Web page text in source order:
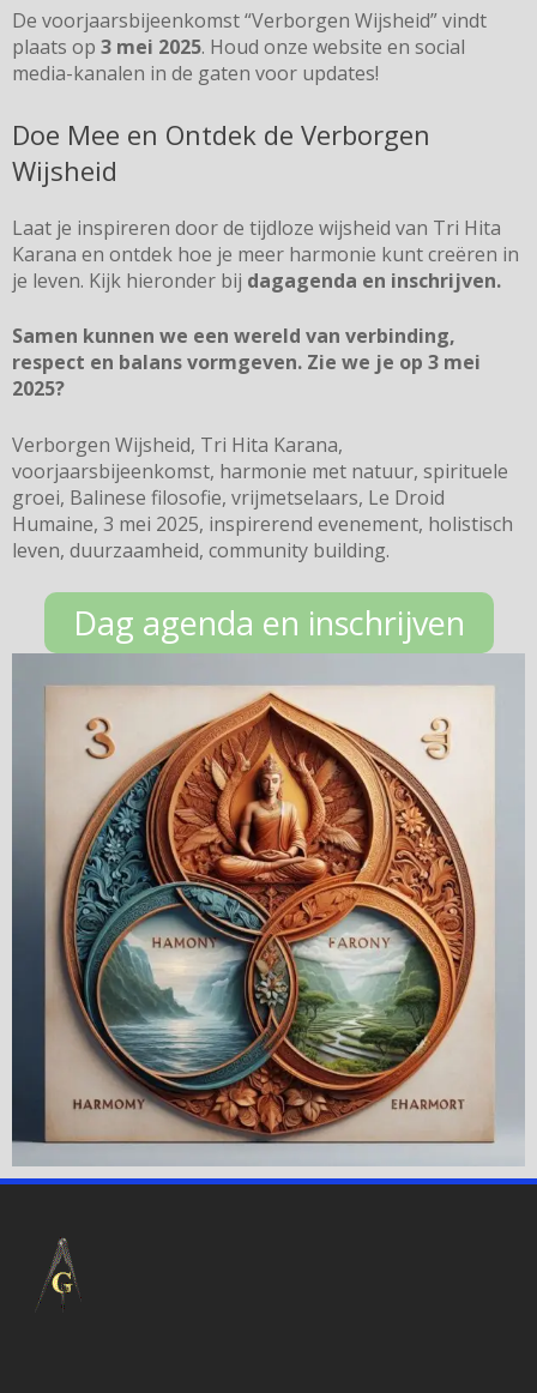
De voorjaarsbijeenkomst “Verborgen Wijsheid” vindt
plaats op 3 mei 2025. Houd onze website en social
media-kanalen in de gaten voor updates!
Doe Mee en Ontdek de Verborgen
Wijsheid
Laat je inspireren door de tijdloze wijsheid van Tri Hita
Karana en ontdek hoe je meer harmonie kunt creëren in
je leven. Kijk hieronder bij dagagenda en inschrijven.
Samen kunnen we een wereld van verbinding,
respect en balans vormgeven. Zie we je op 3 mei
2025?
Verborgen Wijsheid, Tri Hita Karana,
voorjaarsbijeenkomst, harmonie met natuur, spirituele
groei, Balinese filosofie, vrijmetselaars, Le Droid
Humaine, 3 mei 2025, inspirerend evenement, holistisch
leven, duurzaamheid, community building.
Dag agenda en inschrijven